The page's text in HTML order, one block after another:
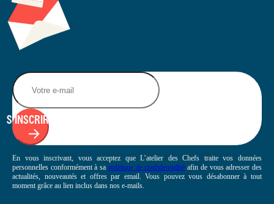
S'INSCRIRE
En vous inscrivant, vous acceptez que L’atelier des Chefs traite vos données
personnelles conformément à sa politique de confidentialité afin de vous adresser des
actualités, nouveautés et offres par email. Vous pouvez vous désabonner à tout
moment grâce au lien inclus dans nos e-mails.